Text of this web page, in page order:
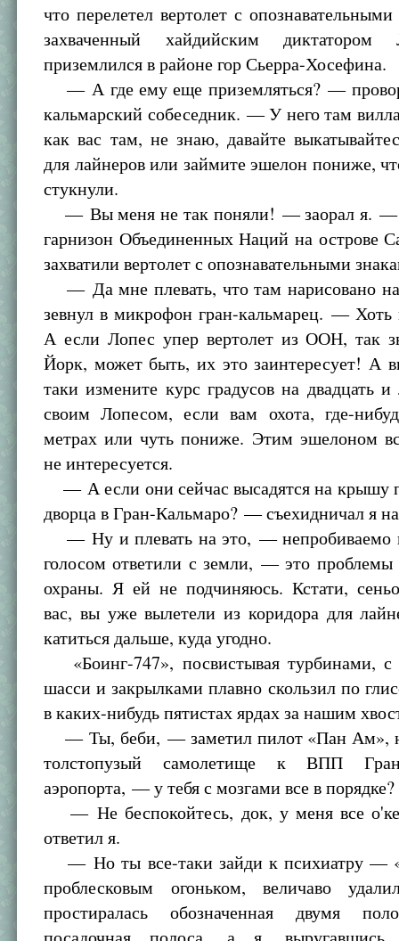
что перелетел вертолет с
захваченный хайдийским
приземлился в районе гор Сьерра-Хосефина.
— А где ему еще приземляться? —
кальмарский собеседник. — У него там
как вас там, не знаю, давайте
для лайнеров или займите эшелон пониже,
стукнули.
— Вы меня не так поняли! — заорал я. —
гарнизон Объединенных Наций на острове
захватили вертолет с опознавательными
— Да мне плевать, что там нарисовано
зевнул в микрофон гран-кальмарец. — Хоть
А если Лопес упер вертолет из ООН, так
Йорк, может быть, их это заинтересует! А
таки измените курс градусов на двадцать и
своим Лопесом, если вам охота, где-
метрах или чуть пониже. Этим эшелоном
не интересуется.
— А если они сейчас высадятся на крышу
дворца в Гран-Кальмаро? — съехидничал я
— Ну и плевать на это, — непробиваемо
голосом ответили с земли, — это проблемы
охраны. Я ей не подчиняюсь. Кстати,
вас, вы уже вылетели из коридора для
катиться дальше, куда угодно.
«Боинг-747», посвистывая турбинами,
шасси и закрылками плавно скользил по
в каких-нибудь пятистах ярдах за нашим
— Ты, беби, — заметил пилот «Пан Ам»,
толстопузый самолетище к ВПП Гран-
аэропорта, — у тебя с мозгами все в порядке?
— Не беспокойтесь, док, у меня все
ответил я.
— Но ты все-таки зайди к психиатру —
проблесковым огоньком, величаво
простиралась обозначенная двумя